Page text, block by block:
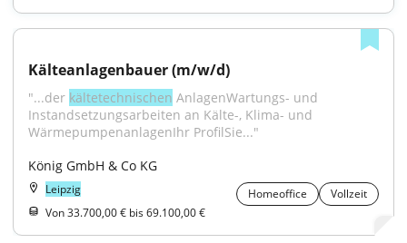
Kälteanlagenbauer (m/w/d)
"...der kältetechnischen AnlagenWartungs- und
Instandsetzungsarbeiten an Kälte-, Klima- und
WärmepumpenanlagenIhr ProfilSie..."
König GmbH & Co KG
Leipzig Homeoffice
Vollzeit
Von 33.700,00 € bis 69.100,00 €